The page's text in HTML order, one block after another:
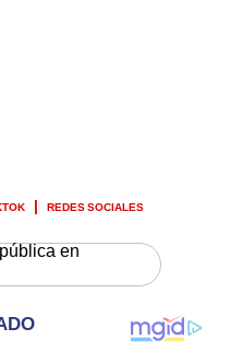
REDES SOCIALES
en